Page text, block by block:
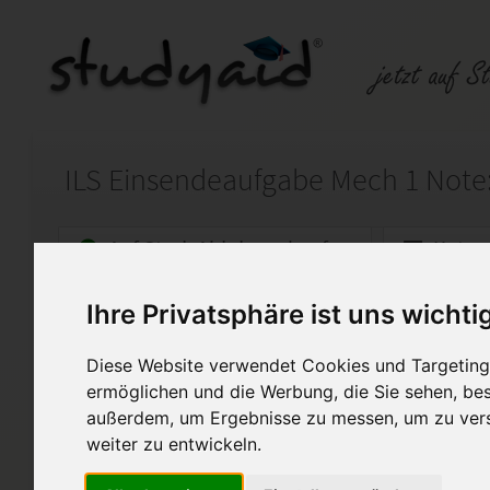
Ihre Privatsphäre ist uns
Diese Website verwendet Cookies und
ermöglichen und die Werbung, die Sie sehen,
außerdem, um Ergebnisse zu messen, um zu
weiter zu entwickeln.
ILS Einsendeaufgabe Mech 1
Auf StudyAid.de verkaufen
Startseite Abitur und Hochschule
Mechanik - Grundlagen I |
Moin,
Im Anhang findest du die